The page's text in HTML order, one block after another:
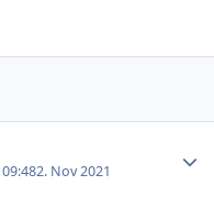
2. Nov 2021